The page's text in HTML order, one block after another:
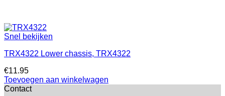
Snel bekijken
TRX4322 Lower chassis, TRX4322
€11.95
Toevoegen aan winkelwagen
Contact